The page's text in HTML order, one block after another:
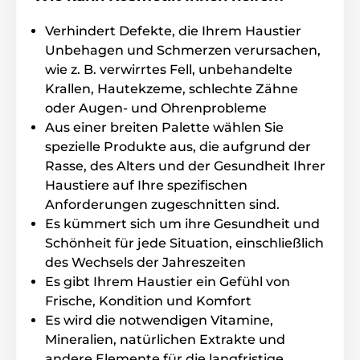
Linalool, Hexylzimt, Limonen, Benzylalkohol. Enthält:
Benzylhemiformal
Vorteile
Erleichtert das Kämmen der Felle
Desodorierende Wirkung
100% vegan
Sanfter, frischer Sprühduft
Leicht zu verwenden
Enthält Vitamine und Conditioner
Inhalt der Packung
Spray zum Durchkämmen Animology Knot Sure 250
Verhindert Defekte, die Ihrem Haustier
Unbehagen und Schmerzen verursachen,
wie z. B. verwirrtes Fell, unbehandelte
Krallen, Hautekzeme, schlechte Zähne
oder Augen- und Ohrenprobleme
Aus einer breiten Palette wählen Sie
spezielle Produkte aus, die aufgrund der
Rasse, des Alters und der Gesundheit Ihrer
Haustiere auf Ihre spezifischen
Anforderungen zugeschnitten sind.
Es kümmert sich um ihre Gesundheit und
Schönheit für jede Situation, einschließlich
des Wechsels der Jahreszeiten
Es gibt Ihrem Haustier ein Gefühl von
Frische, Kondition und Komfort
Es wird die notwendigen Vitamine,
Mineralien, natürlichen Extrakte und